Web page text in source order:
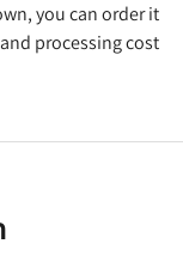
you can order it
processing cost.